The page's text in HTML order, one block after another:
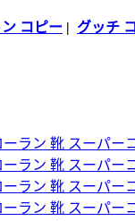
コピー | グッチ
ラン 靴 スーパー
ラン 靴 スーパー
ラン 靴 スーパー
ラン 靴 スーパー